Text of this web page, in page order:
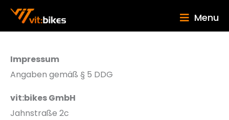
Menu
Impressum
Angaben gemäß § 5 DDG
vit:bikes GmbH
Jahnstraße 2c